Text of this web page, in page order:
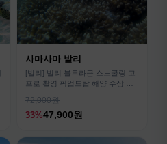
사마사마 발리
[발리] 발리 블루라군 스노쿨링 고
프로 촬영 픽업드랍 해양 수상 액
72,000원
33%47,900원